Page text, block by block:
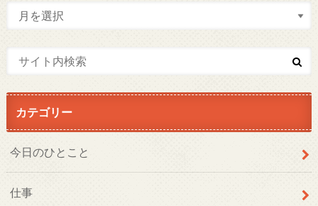
カテゴリー
今日のひとこと
仕事